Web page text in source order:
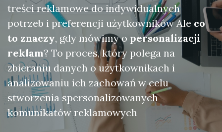
treści reklamowe do indywidualnych
potrzeb i preferencji użytkowników Ale co
to znaczy, gdy mówimy o personalizacji
reklam? To proces, który polega na
zbieraniu danych o użytkownikach i
analizowaniu ich zachowań w celu
stworzenia spersonalizowanych
komunikatów reklamowych